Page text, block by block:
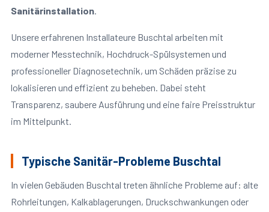
Sanitärinstallation.
Unsere erfahrenen Installateure Buschtal arbeiten mit
moderner Messtechnik, Hochdruck-Spülsystemen und
professioneller Diagnosetechnik, um Schäden präzise zu
lokalisieren und effizient zu beheben. Dabei steht
Transparenz, saubere Ausführung und eine faire Preisstruktur
im Mittelpunkt.
Typische Sanitär-Probleme Buschtal
In vielen Gebäuden Buschtal treten ähnliche Probleme auf: alte
Rohrleitungen, Kalkablagerungen, Druckschwankungen oder